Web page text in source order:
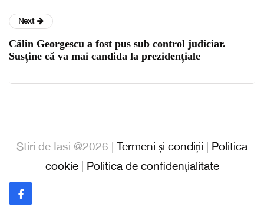
Next
Călin Georgescu a fost pus sub control judiciar.
Susține că va mai candida la prezidențiale
Stiri de Iasi @2026 | Termeni și condiții
Politica
cookie| Politica de confidențialitate